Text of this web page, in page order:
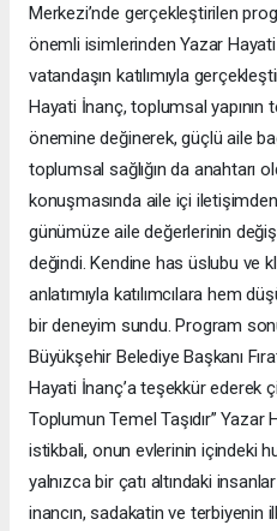
Merkezi’nde gerçekleştirilen
önemli isimlerinden Yazar
vatandaşın katılımıyla
Hayati İnanç, toplumsal yapının
önemine değinerek, güçlü aile
toplumsal sağlığın da anahtarı
konuşmasında aile içi
günümüze aile değerlerinin
değindi. Kendine has üslubu ve
anlatımıyla katılımcılara hem
bir deneyim sundu. Program
Büyükşehir Belediye Başkanı
Hayati İnanç’a teşekkür ederek
Toplumun Temel Taşıdır” Yazar
istikbali, onun evlerinin içindeki
yalnızca bir çatı altındaki
inancın, sadakatin ve terbiyenin